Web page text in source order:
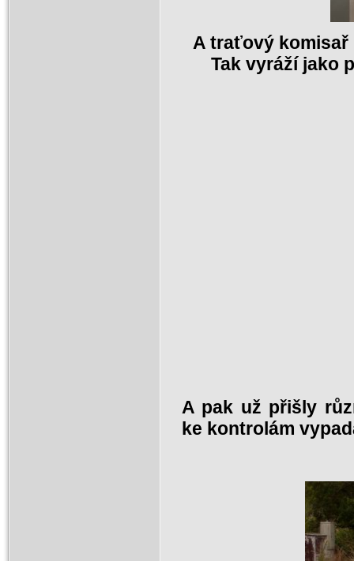
A traťový komisař
Tak vyráží jako
A pak už přišly
ke kontrolám